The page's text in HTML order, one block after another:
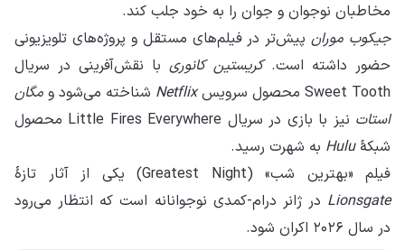
مخاطبان نوجوان و جوان را به خود جلب کند.
جیکوب مورانپیش‌تر در فیلم‌های مستقل و پروژه‌های تلویزیونی
حضور داشته است.کریستین کانوری با نقش‌آفرینی در سریال
Sweet Tooth محصول سرویس
Netflix شناخته می‌شود و مگان
استات
نیز با بازی در سریال Little Fires Everywhere محصول
شبکهٔHulu به شهرت رسید.
فیلم «بهترین شب» (Greatest Night) یکی از آثار تازهٔ
Lionsgate در ژانر درام-کمدی نوجوانانه است که انتظار می‌رود
در سال ۲۰۲۶ اکران شود.